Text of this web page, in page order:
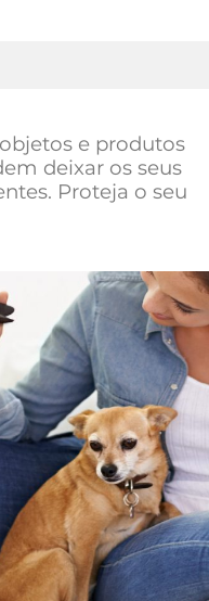
e produtos
deixar os seus
Proteja o seu